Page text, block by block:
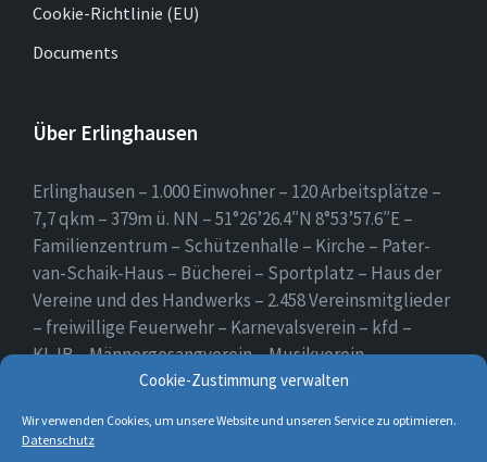
Cookie-Zustimmung verwalten
Wir verwenden Cookies, um unsere Website und unseren Service zu optimieren.
Datenschutz
Cookie-Richtlinie (EU)
Documents
Über Erlinghausen
Erlinghausen – 1.000 Einwohner – 120 Arbeitsplätze –
7,7 qkm – 379m ü. NN – 51°26’26.4″N 8°53’57.6″E –
Familienzentrum – Schützenhalle – Kirche – Pater-
van-Schaik-Haus – Bücherei – Sportplatz – Haus der
Vereine und des Handwerks – 2.458 Vereinsmitglieder
– freiwillige Feuerwehr – Karnevalsverein – kfd –
KLJB – Männergesangverein – Musikverein –
Schützenverein – Sportverein – Use Erlingsen – das